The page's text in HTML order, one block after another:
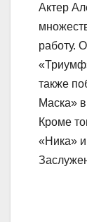
Актер
работу.
также
Маска»
Кроме
«Ника»